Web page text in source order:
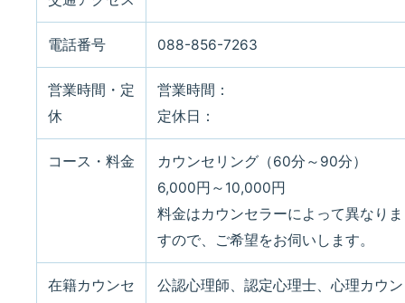
電話番号 088-856-7263
営業時間・定
休
営業時間：
定休日：
コース・料金
カウンセリング（60分～90分）
6,000円～10,000円
料金はカウンセラーによって異なりま
すので、ご希望をお伺いします。
在籍カウンセ
公認心理師、認定心理士、心理カウン